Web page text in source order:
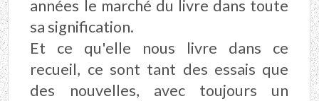
années le marché du livre dans toute
sa signification.
Et ce qu'elle nous livre dans ce
recueil, ce sont tant des essais que
des nouvelles, avec toujours un